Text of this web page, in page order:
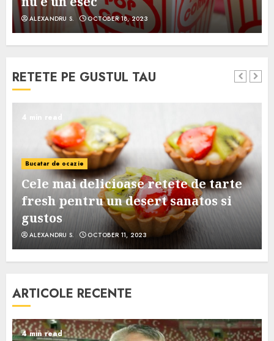
ALEXANDRU S. OCTOBER 18, 2023
RETETE PE GUSTUL TAU
4 min read
Bucatar de ocazie
Cele mai delicioase retete de tarte
fresh pentru un desert sanatos si
gustos
ALEXANDRU S. OCTOBER 11, 2023
ARTICOLE RECENTE
4 min read